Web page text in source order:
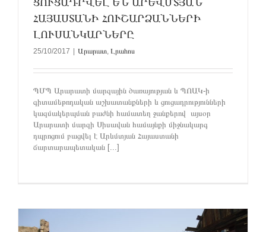
ՀԱՅԱՍՏԱՆԻ ՀՈՒՇԱՐՁԱՆՆԵՐԻ
ԼՈՒՍԱՆԿԱՐՆԵՐԸ
25/10/2017 Արարատ, Լրահոս
ՊՄՊ Արարատի մարզային ծառայության և ՊՈԱԿ-ի
գիտամեթոդական աշխատանքների և ցուցադրությունների
կազմակերպման բաժնի համատեղ ջանքերով այսօր
Արարատի մարզի Սիսավան համայնքի միջնակարգ
դպրոցում բացվել է Արևմտյան Հայաստանի
ճարտարապետական [...]